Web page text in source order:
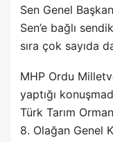
Sen Genel
Sen’e bağlı
sıra çok sayıda
MHP Ordu
yaptığı
Türk Tarım
8. Olağan Genel